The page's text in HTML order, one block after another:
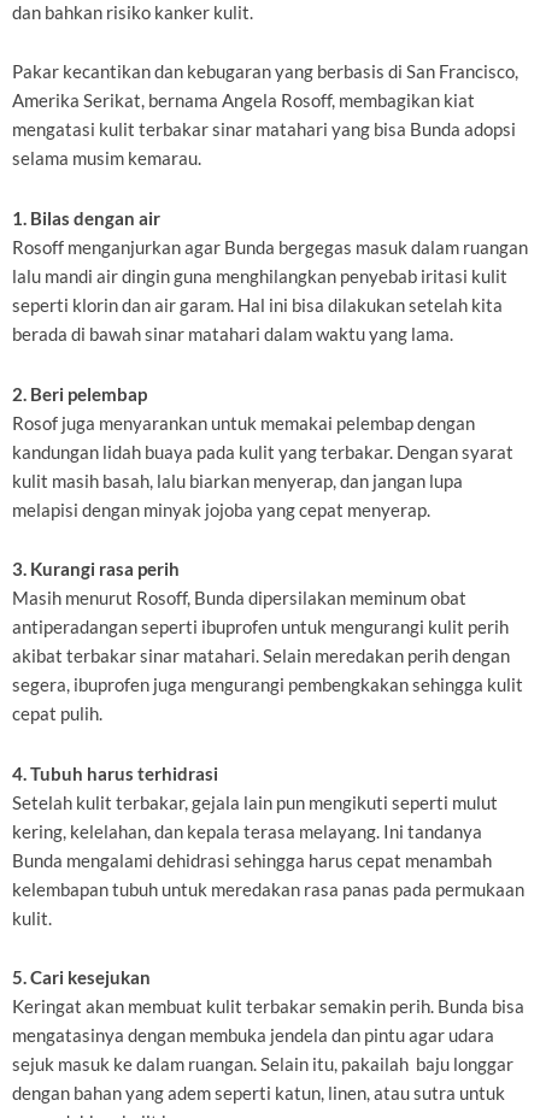
dan bahkan risiko kanker kulit.
Pakar kecantikan dan kebugaran yang berbasis di San Francisco,
Amerika Serikat, bernama Angela Rosoff, membagikan kiat
mengatasi kulit terbakar sinar matahari yang bisa Bunda adopsi
selama musim kemarau.
1. Bilas dengan air
Rosoff menganjurkan agar Bunda bergegas masuk dalam ruangan
lalu mandi air dingin guna menghilangkan penyebab iritasi kulit
seperti klorin dan air garam. Hal ini bisa dilakukan setelah kita
berada di bawah sinar matahari dalam waktu yang lama.
2. Beri pelembap
Rosof juga menyarankan untuk memakai pelembap dengan
kandungan lidah buaya pada kulit yang terbakar. Dengan syarat
kulit masih basah, lalu biarkan menyerap, dan jangan lupa
melapisi dengan minyak jojoba yang cepat menyerap.
3. Kurangi rasa perih
Masih menurut Rosoff, Bunda dipersilakan meminum obat
antiperadangan seperti ibuprofen untuk mengurangi kulit perih
akibat terbakar sinar matahari. Selain meredakan perih dengan
segera, ibuprofen juga mengurangi pembengkakan sehingga kulit
cepat pulih.
4. Tubuh harus terhidrasi
Setelah kulit terbakar, gejala lain pun mengikuti seperti mulut
kering, kelelahan, dan kepala terasa melayang. Ini tandanya
Bunda mengalami dehidrasi sehingga harus cepat menambah
kelembapan tubuh untuk meredakan rasa panas pada permukaan
kulit.
5. Cari kesejukan
Keringat akan membuat kulit terbakar semakin perih. Bunda bisa
mengatasinya dengan membuka jendela dan pintu agar udara
sejuk masuk ke dalam ruangan. Selain itu, pakailah baju longgar
dengan bahan yang adem seperti katun, linen, atau sutra untuk